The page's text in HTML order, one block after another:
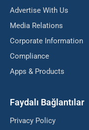
Advertise With Us
Media Relations
Corporate Information
Compliance
Apps & Products
Faydalı Bağlantılar
Privacy Policy